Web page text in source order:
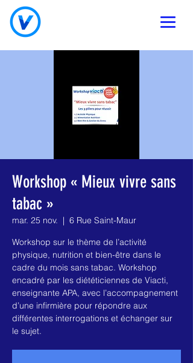
Workshop « Mieux vivre sans
tabac »
mar. 25 nov.
  |
6 Rue Saint-Maur
Workshop sur le thème de l’activité
physique, nutrition et bien-être dans le
cadre du mois sans tabac. Workshop
encadré par les diététiciennes de Viacti,
enseignante APA, avec l’accompagnement
d’une infirmière pour répondre aux
différentes interrogations et échanger sur
le sujet.